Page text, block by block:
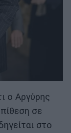
ο Αργύρης
σε
στο